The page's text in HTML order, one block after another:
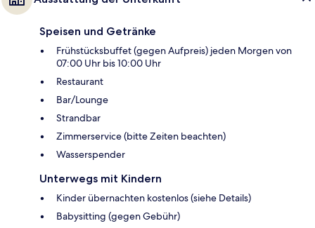
Speisen und Getränke
Frühstücksbuffet (gegen Aufpreis) jeden Morgen von
07:00 Uhr bis 10:00 Uhr
Restaurant
Bar/Lounge
Strandbar
Zimmerservice (bitte Zeiten beachten)
Wasserspender
Unterwegs mit Kindern
Kinder übernachten kostenlos (siehe Details)
Babysitting (gegen Gebühr)